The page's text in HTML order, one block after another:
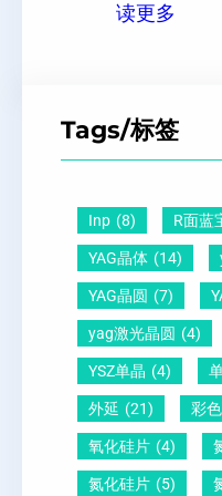
读更多
晶
-
压
电
晶
圆
钛
铅
Tags/标签
Inp (8) R面蓝
YAG晶体 (14)
YAG晶圆 (7)
yag激光晶圆 (4)
YSZ单晶 (4)
外延 (21) 彩
氧化硅片 (4)
氮化硅片 (5)